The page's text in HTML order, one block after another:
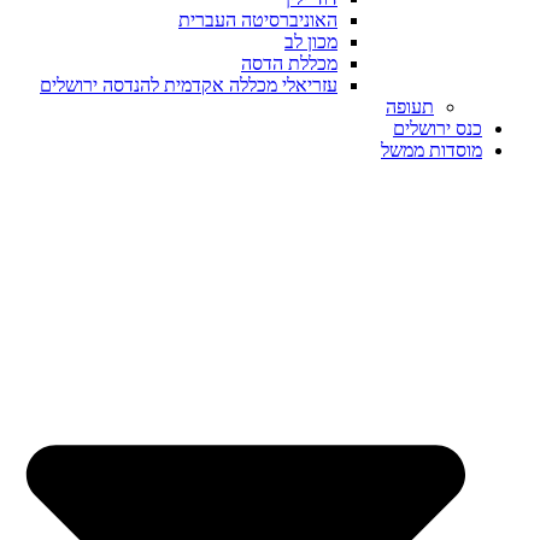
האוניברסיטה העברית
מכון לב
מכללת הדסה
עזריאלי מכללה אקדמית להנדסה ירושלים
תעופה
כנס ירושלים
מוסדות ממשל